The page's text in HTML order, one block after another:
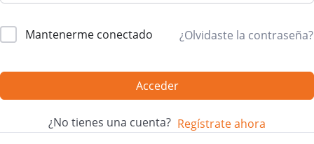
Mantenerme conectado ¿Olvidaste la contraseña?
Acceder
¿No tienes una cuenta? Regístrate ahora